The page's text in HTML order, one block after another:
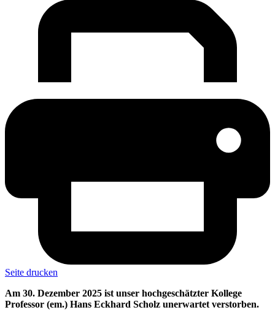
Seite drucken
Am 30. Dezember 2025 ist unser hochgeschätzter Kollege
Professor (em.) Hans Eckhard Scholz unerwartet verstorben.